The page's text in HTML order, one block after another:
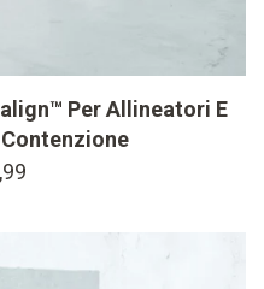
Per Allineatori E